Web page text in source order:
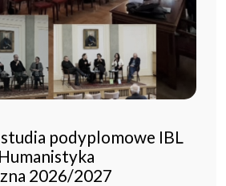
podyplomowe IBL
2026/2027